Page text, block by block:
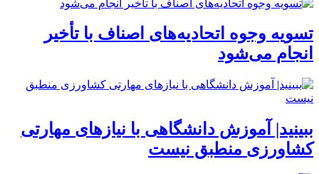
تسویه وجوه اتحادیه‌های اصناف با تأخیر
انجام می‌شود
ببینید| آموزش دانشگاهی با نیازهای مهارتی
کشاورزی منطبق نیست